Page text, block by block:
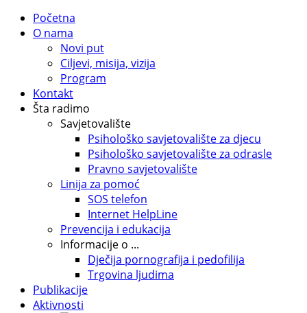
Početna
O nama
Novi put
Ciljevi, misija, vizija
Program
Kontakt
Šta radimo
Savjetovalište
Psihološko savjetovalište za djecu
Psihološko savjetovalište za odrasle
Pravno savjetovalište
Linija za pomoć
SOS telefon
Internet HelpLine
Prevencija i edukacija
Informacije o ...
Dječija pornografija i pedofilija
Trgovina ljudima
Publikacije
Aktivnosti